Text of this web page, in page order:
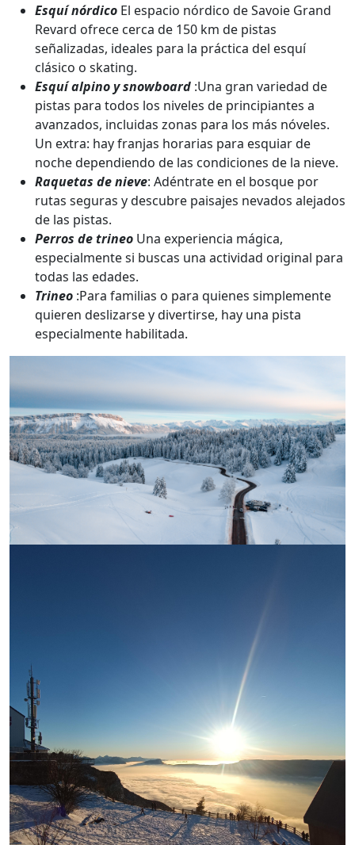
Esquí nórdico El espacio nórdico de Savoie Grand
Revard ofrece cerca de 150 km de pistas
señalizadas, ideales para la práctica del esquí
clásico o skating.
Esquí alpino y snowboard :Una gran variedad de
pistas para todos los niveles de principiantes a
avanzados, incluidas zonas para los más nóveles.
Un extra: hay franjas horarias para esquiar de
noche dependiendo de las condiciones de la nieve.
Raquetas de nieve: Adéntrate en el bosque por
rutas seguras y descubre paisajes nevados alejados
de las pistas.
Perros de trineo Una experiencia mágica,
especialmente si buscas una actividad original para
todas las edades.
Trineo :Para familias o para quienes simplemente
quieren deslizarse y divertirse, hay una pista
especialmente habilitada.